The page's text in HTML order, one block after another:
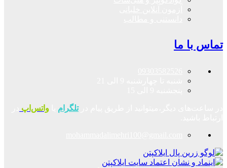
تماس با ما
در ساعت‌های دیگر،میتوانید از طریق پیام درتلگرام واتس‌اپ